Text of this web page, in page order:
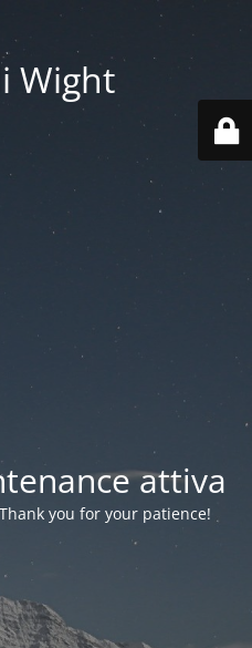
Wight
attiva
you for your patience!